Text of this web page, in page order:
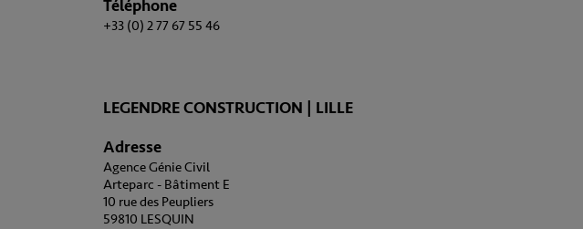
Téléphone
+33 (0) 2 77 67 55 46
LEGENDRE CONSTRUCTION | LILLE
Adresse
Agence Génie Civil
Arteparc - Bâtiment E
10 rue des Peupliers
59810 LESQUIN